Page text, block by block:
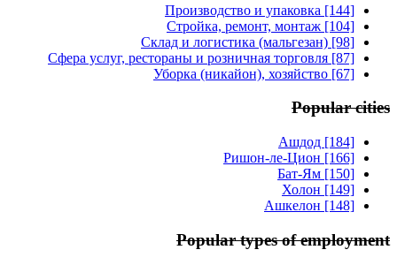
Производство и упаковка [144]
Стройка, ремонт, монтаж [104]
Склад и логистика (мальгезан) [98]
Сфера услуг, рестораны и розничная торговля [87]
Уборка (никайон), хозяйство [67]
Popular cities
Ашдод [184]
Ришон-ле-Цион [166]
Бат-Ям [150]
Холон [149]
Ашкелон [148]
Popular types of employment